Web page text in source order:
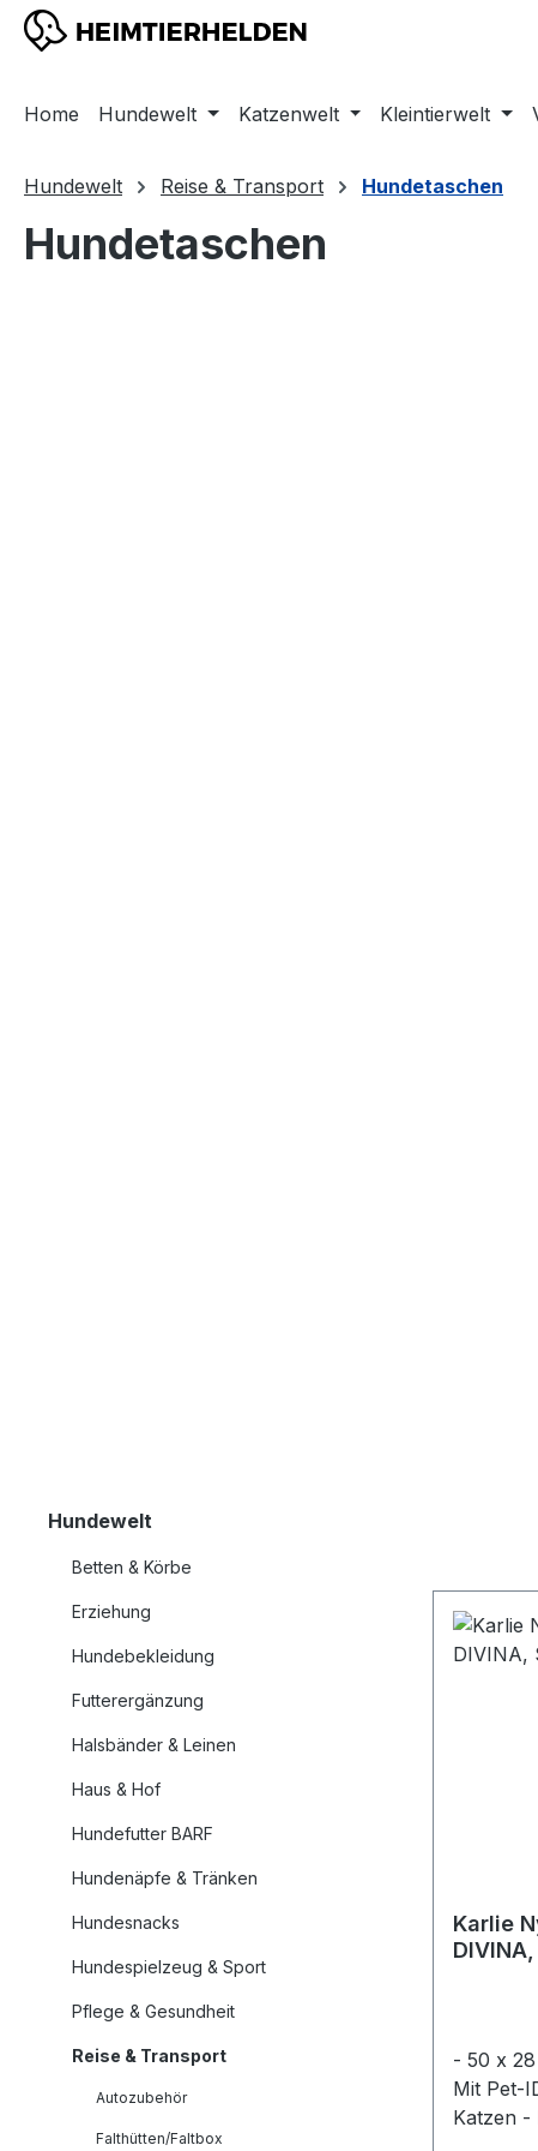
Hauptinhalt springen
Zur Suche springen
Zur Hauptnavigation springen
Home Hundewelt Katzenwelt Kleintierwelt
Hundewelt Reise & Transport Hundetaschen
Hundetaschen
Hundewelt
Betten & Körbe
Erziehung
Hundebekleidung
Futterergänzung
Halsbänder & Leinen
Haus & Hof
Hundefutter BARF
Hundenäpfe & Tränken
Hundesnacks
Hundespielzeug & Sport
Pflege & Gesundheit
Reise & Transport
Autozubehör
Falthütten/Faltbox
Karlie
- 50 x 28
Mit Pet-ID-Card -
Katzen - Material: Nylon - Mit